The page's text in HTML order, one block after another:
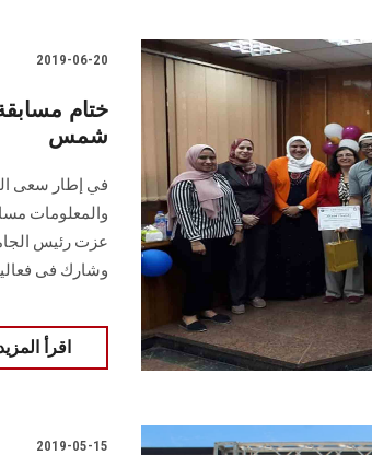
2019-06-20
شمس
في إطار سعى
وشارك فى فعاليات
اقرأ
2019-05-15